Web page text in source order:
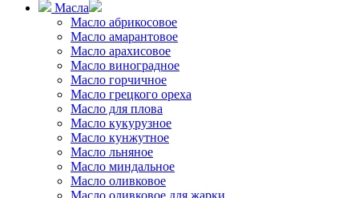
Масла
Масло абрикосовое
Масло амарантовое
Масло арахисовое
Масло виноградное
Масло горчичное
Масло грецкого ореха
Масло для плова
Масло кукурузное
Масло кунжутное
Масло льняное
Масло миндальное
Масло оливковое
Масло оливковое для жарки